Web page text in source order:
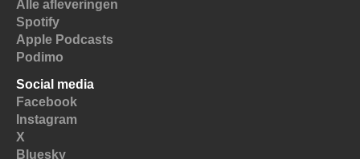
Alle afleveringen
Spotify
Apple Podcasts
Podimo
Social media
Facebook
Instagram
X
Bluesky